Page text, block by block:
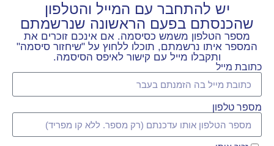
יש להתחבר עם המייל והטלפון
שהכנסתם בפעם הראשונה שנרשמתם
מספר הטלפון משמש כסיסמה. אם אינכם זוכרים את
המספר איתו נרשמתם, תוכלו ללחוץ על "שיחזור סיסמה"
ותקבלו מייל עם קישור לאיפס הסיסמה.
כתובת מייל
מספר טלפון